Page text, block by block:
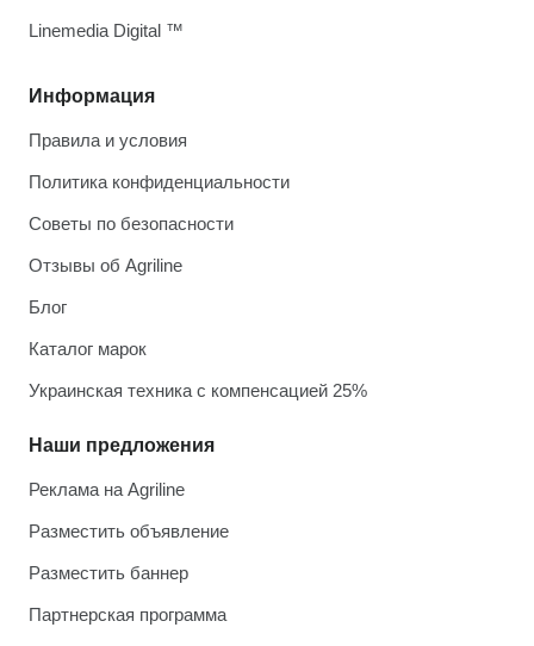
Информация
Правила и условия
Политика конфиденциальности
Советы по безопасности
Отзывы об Agriline
Блог
Каталог марок
Украинская техника с компенсацией 25%
Наши предложения
Реклама на Agriline
Разместить объявление
Разместить баннер
Партнерская программа
Linemedia Digital ™